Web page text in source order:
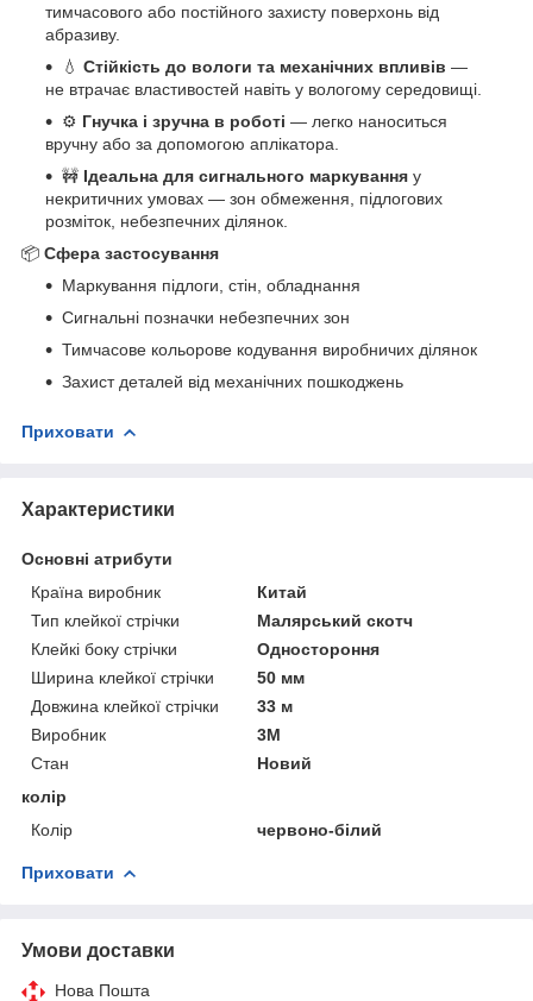
тимчасового або постійного захисту поверхонь від
абразиву.
💧 Стійкість до вологи та механічних впливів —
не втрачає властивостей навіть у вологому середовищі.
⚙️ Гнучка і зручна в роботі — легко наноситься
вручну або за допомогою аплікатора.
🚧 Ідеальна для сигнального маркування у
некритичних умовах — зон обмеження, підлогових
розміток, небезпечних ділянок.
📦 Сфера застосування
Маркування підлоги, стін, обладнання
Сигнальні позначки небезпечних зон
Тимчасове кольорове кодування виробничих ділянок
Захист деталей від механічних пошкоджень
Приховати
Характеристики
Основні атрибути
Країна виробник
Китай
Тип клейкої стрічки
Малярський скотч
Клейкі боку стрічки
Одностороння
Ширина клейкої стрічки
50 мм
Довжина клейкої стрічки
33 м
Виробник
3М
Стан
Новий
колір
Колір
червоно-білий
Приховати
Умови доставки
Нова Пошта